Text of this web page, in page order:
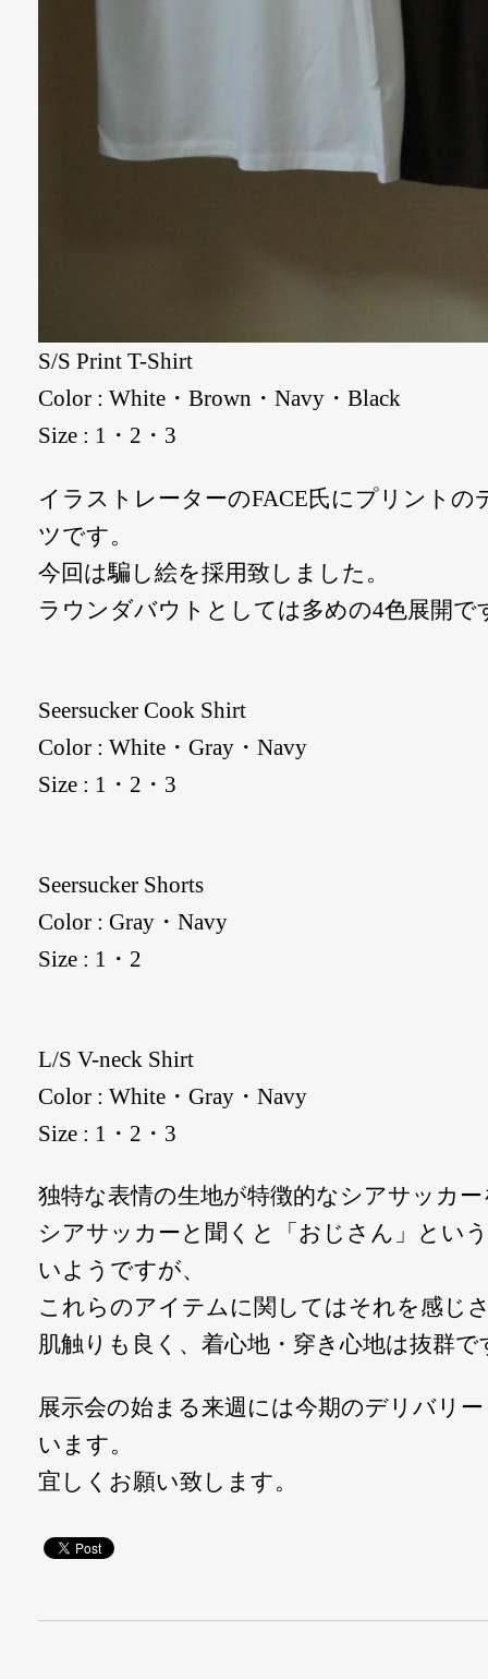
S/S Print T-Shirt
Color : White・Brown・Navy・Black
Size : 1・2・3
イラストレーターのFACE氏にプリント
ツです。
今回は騙し絵を採用致しました。
ラウンダバウトとしては多めの4色展開で
Seersucker Cook Shirt
Color : White・Gray・Navy
Size : 1・2・3
Seersucker Shorts
Color : Gray・Navy
Size : 1・2
L/S V-neck Shirt
Color : White・Gray・Navy
Size : 1・2・3
独特な表情の生地が特徴的なシアサッカ
シアサッカーと聞くと「おじさん」とい
いようですが、
これらのアイテムに関してはそれを感じ
肌触りも良く、着心地・穿き心地は抜群で
展示会の始まる来週には今期のデリバリ
います。
宜しくお願い致します。